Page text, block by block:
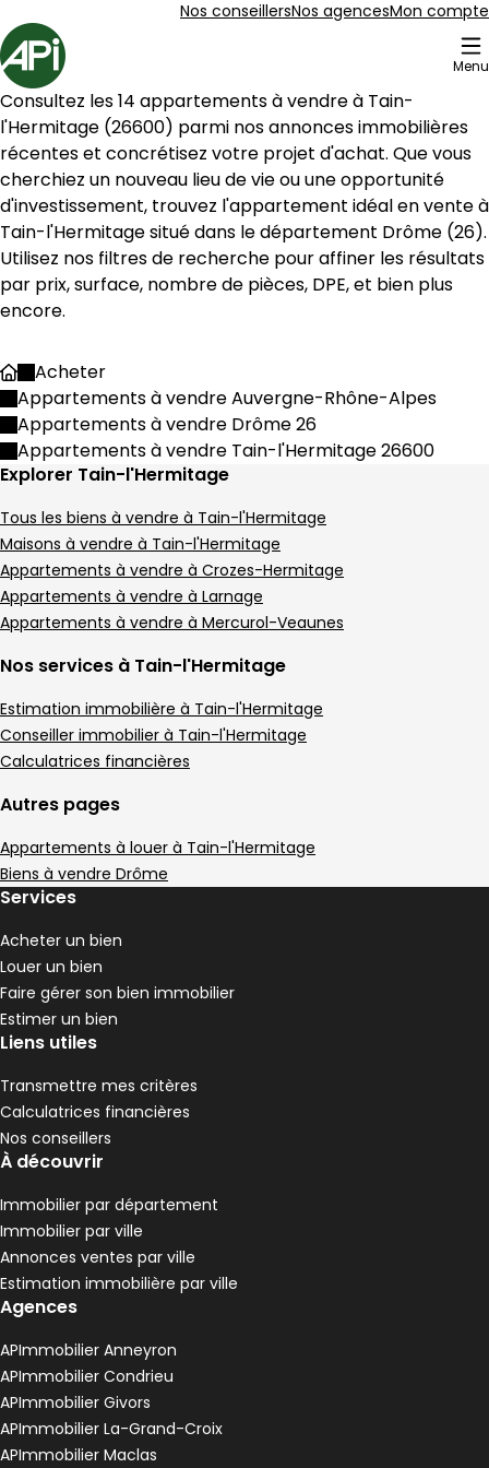
Nos conseillersNos agencesMon compte
Accueil
Menu
16 Appartements à vendre à Tain-l'Hermitage (26600)
45 m² 2 pièces Tain-
Aller à l'image1
Aller à l'image2
Aller à l'image3
Aller à l'image4
Aller à l'image5
977 €
Tain-l'Hermitage - 26600
Appartement • 2 pièces • 45 m²
DPE :
B 1 chambre
,
1 Terrasse
,
Terrain 9 m²
39 m² 2 pièces Tain-
Aller à l'image1
Aller à l'image 2
Aller à l'image 3
Aller à l'image 4
Aller à l'image5
986 €
Tain-l'Hermitage - 26600
Appartement • 2 pièces • 39 m²
DPE : 1 chambre
, ,
Terrain 10 m²
45 m² 2 pièces Tain-
Aller à l'image
Aller à l'image
Aller à l'image
Aller à l'image
Aller à l'image
156 863 €
Tain-l'Hermitage - 26600
Appartement • 2 pièces • 45 m²
DPE :
Consultez les 14 appartements à vendre à Tain-
l'Hermitage (26600) parmi nos annonces immobilières
récentes et concrétisez votre projet d'achat. Que vous
cherchiez un nouveau lieu de vie ou une opportunité
Tain-l'Hermitage situé dans le département Drôme (26).
Utilisez nos filtres de recherche pour affiner les résultats
par prix, surface, nombre de pièces, DPE, et bien plus
encore.
AccueilAcheter
Appartements à vendre Auvergne-Rhône-Alpes
Appartements à vendre Drôme 26
Appartements à vendre Tain-l'Hermitage 26600
Explorer Tain-l'Hermitage
Tous les biens à vendre à Tain-l'Hermitage
Maisons à vendre à Tain-l'Hermitage
Appartements à vendre à Crozes-Hermitage
Appartements à vendre à Larnage
Appartements à vendre à Mercurol-Veaunes
Nos services à Tain-l'Hermitage
Estimation immobilière à Tain-l'Hermitage
Conseiller immobilier à Tain-l'Hermitage
Calculatrices financières
Autres pages
Appartements à louer à Tain-l'Hermitage
Biens à vendre Drôme
Services
Acheter un bien
Louer un bien
Faire gérer son bien immobilier
Estimer un bien
Liens utiles
Transmettre mes critères
Calculatrices financières
Nos conseillers
À découvrir
Immobilier par département
Immobilier par ville
Annonces ventes par ville
Estimation immobilière par ville
Agences
APImmobilier Anneyron
APImmobilier Condrieu
APImmobilier Givors
APImmobilier La-Grand-Croix
APImmobilier Maclas